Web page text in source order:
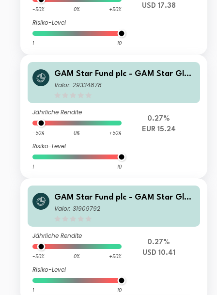
-50% 0% +50%
Risiko-Level
1 10
USD 17.38
GAM Star Fund plc - GAM Star Glob
al Cautious Z Hedged EUR Acc
Valor: 29334878
Jährliche Rendite
-50% 0% +50%
Risiko-Level
1 10
0.27%
EUR 15.24
GAM Star Fund plc - GAM Star Glob
al Cautious Selling Agent CQ Incom
Valor: 31909792
Jährliche Rendite
-50% 0% +50%
Risiko-Level
1 10
0.27%
USD 10.41